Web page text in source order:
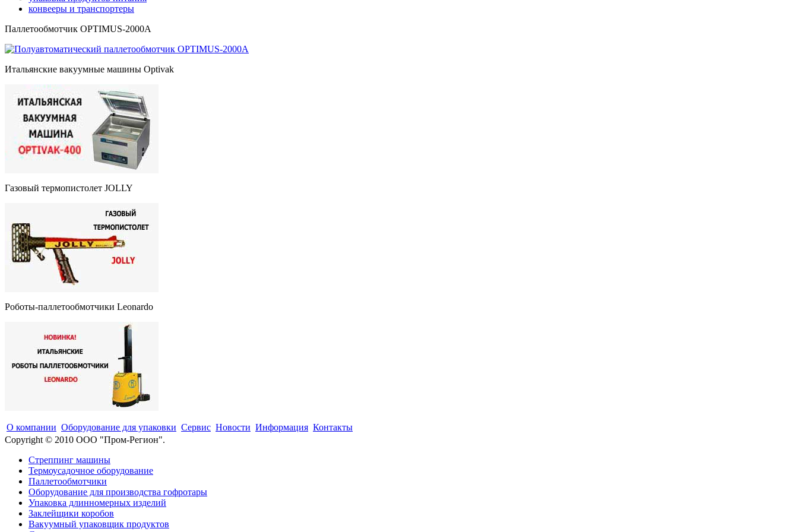
конвееры и транспортеры
Паллетообмотчик OPTIMUS-2000A
Итальянские вакуумные машины Optivak
Газовый термопистолет JOLLY
Роботы-паллетообмотчики Leonardo
О компании Оборудование для упаковки Сервис Новости Информация Контакты
Copyright © 2010 ООО "Пром-Регион".
Стреппинг машины
Термоусадочное оборудование
Паллетообмотчики
Оборудование для производства гофротары
Упаковка длинномерных изделий
Заклейщики коробов
Вакуумный упаковщик продуктов